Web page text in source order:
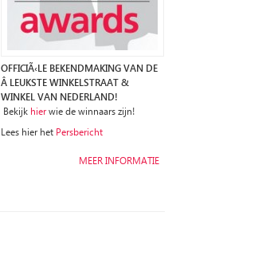
OFFICIÃ‹LE BEKENDMAKING VAN DE
Â LEUKSTE WINKELSTRAAT &
WINKEL VAN NEDERLAND!
Bekijk hier wie de winnaars zijn!
Lees hier het Persbericht
MEER INFORMATIE